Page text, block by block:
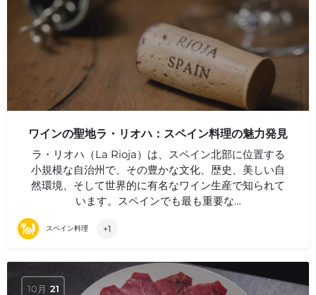
ワインの聖地ラ・リオハ：スペイン料理の魅力発見
ラ・リオハ（La Rioja）は、スペイン北部に位置する
小規模な自治州で、その豊かな文化、歴史、美しい自
然環境、そして世界的に有名なワイン生産で知られて
います。スペインでも最も重要な…
スペイン料理 +1
10月 21